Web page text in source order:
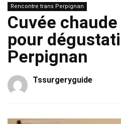
Rencontre trans Perpignan
Cuvée
pour
Perpignan
Tssurgeryguide